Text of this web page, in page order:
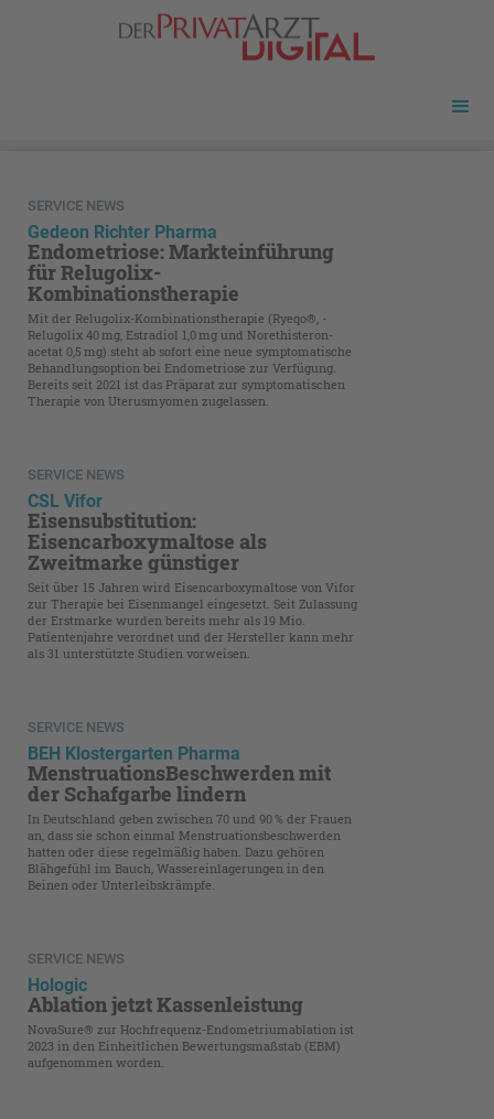
SERVICE NEWS
Gedeon Richter Pharma
Endometriose: Markteinführung
für Relugolix-
Kombinationstherapie
Mit der Relugolix-Kombinationstherapie (Ryeqo®, ­
Relugolix 40 mg, Estradiol 1,0 mg und Norethisteron­
acetat 0,5 mg) steht ab sofort eine neue symptomatische
Behandlungsoption bei Endometriose zur Verfügung.
Bereits seit 2021 ist das Präparat zur symp­tomatischen
Therapie von Uterusmyomen zugelassen.
SERVICE NEWS
CSL Vifor
Eisensubstitution:
Eisencarboxymaltose als
Zweitmarke günstiger
Seit über 15 Jahren wird Eisencarboxymaltose von Vifor
zur Therapie bei Eisenmangel eingesetzt. Seit Zulassung
der Erstmarke wurden bereits mehr als 19 Mio.
Patientenjahre verordnet und der Hersteller kann mehr
als 31 unterstützte Studien vorweisen.
SERVICE NEWS
BEH Klostergarten Pharma
MenstruationsBeschwerden mit
der Schafgarbe lindern
In Deutschland geben zwischen 70 und 90 % der Frauen
an, dass sie schon einmal Menstruationsbeschwerden
hatten oder diese regelmäßig haben. Dazu gehören
Blähgefühl im Bauch, Wassereinlagerungen in den
Beinen oder Unterleibskrämpfe.
SERVICE NEWS
Hologic
Ablation jetzt Kassenleistung
NovaSure® zur Hochfrequenz-Endometriumablation ist
2023 in den Einheitlichen Bewertungsmaßstab (EBM)
aufgenommen worden.